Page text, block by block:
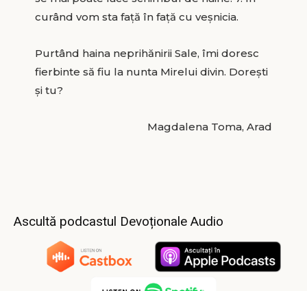
curând vom sta față în față cu veșnicia.
Purtând haina neprihănirii Sale, îmi doresc
fierbinte să fiu la nunta Mirelui divin. Dorești
și tu?
Magdalena Toma, Arad
Ascultă podcastul Devoționale Audio